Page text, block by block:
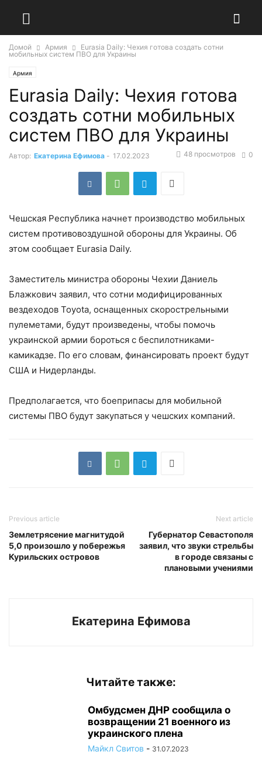
Домой Армия
Eurasia Daily: Чехия готова создать сотни
мобильных систем ПВО для Украины
Армия
Eurasia Daily: Чехия готова
создать сотни мобильных
систем ПВО для Украины
Автор: Екатерина Ефимова - 17.02.2023 0
48 просмотров
Чешская Республика начнет производство мобильных
систем противовоздушной обороны для Украины. Об
этом сообщает Eurasia Daily.
Заместитель министра обороны Чехии Даниель
Блажкович заявил, что сотни модифицированных
вездеходов Toyota, оснащенных скорострельными
пулеметами, будут произведены, чтобы помочь
украинской армии бороться с беспилотниками-
камикадзе. По его словам, финансировать проект будут
США и Нидерланды.
Предполагается, что боеприпасы для мобильной
системы ПВО будут закупаться у чешских компаний.
Previous article
Землетрясение магнитудой
5,0 произошло у побережья
Курильских островов
Next article
Губернатор Севастополя
заявил, что звуки стрельбы
в городе связаны с
плановыми учениями
Екатерина Ефимова
Читайте также:
Омбудсмен ДНР сообщила о
возвращении 21 военного из
украинского плена
Майкл Свитов - 31.07.2023